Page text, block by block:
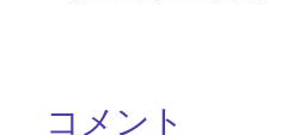
コメント